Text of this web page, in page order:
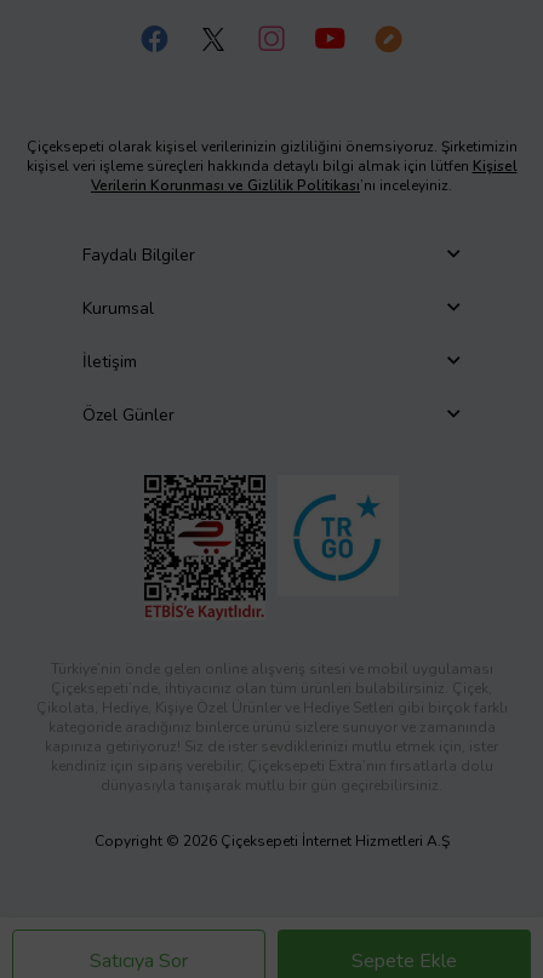
Satıcıya Sor Sepete Ekle
Çiçeksepeti olarak kişisel verilerinizin gizliliğini önemsiyoruz. Şirketimizin
kişisel veri işleme süreçleri hakkında detaylı bilgi almak için lütfen Kişisel
Verilerin Korunması ve Gizlilik Politikası’nı inceleyiniz.
Faydalı Bilgiler
Kurumsal
İletişim
Özel Günler
Türkiye’nin önde gelen online alışveriş sitesi ve mobil uygulaması
Çiçeksepeti’nde, ihtiyacınız olan tüm ürünleri bulabilirsiniz. Çiçek,
Çikolata, Hediye, Kişiye Özel Ürünler ve Hediye Setleri gibi birçok farklı
kategoride aradığınız binlerce ürünü sizlere sunuyor ve zamanında
kapınıza getiriyoruz! Siz de ister sevdiklerinizi mutlu etmek için, ister
kendiniz için sipariş verebilir; Çiçeksepeti Extra’nın fırsatlarla dolu
dünyasıyla tanışarak mutlu bir gün geçirebilirsiniz.
Copyright © 2026 Çiçeksepeti İnternet Hizmetleri A.Ş